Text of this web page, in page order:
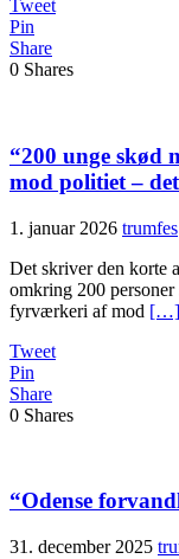
Tweet
Pin
Share
0 Shares
“200 unge skød
mod politiet –
1. januar 2026 trumfes
Det skriver den korte
omkring 200
fyrværkeri af mod […]
Tweet
Pin
Share
0 Shares
“Odense
31. december 2025